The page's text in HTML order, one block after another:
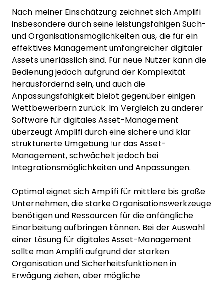
Nach meiner Einschätzung zeichnet sich Amplifi
insbesondere durch seine leistungsfähigen Such-
und Organisationsmöglichkeiten aus, die für ein
effektives Management umfangreicher digitaler
Assets unerlässlich sind. Für neue Nutzer kann die
Bedienung jedoch aufgrund der Komplexität
herausfordernd sein, und auch die
Anpassungsfähigkeit bleibt gegenüber einigen
Wettbewerbern zurück. Im Vergleich zu anderer
Software für digitales Asset-Management
überzeugt Amplifi durch eine sichere und klar
strukturierte Umgebung für das Asset-
Management, schwächelt jedoch bei
Integrationsmöglichkeiten und Anpassungen.
Optimal eignet sich Amplifi für mittlere bis große
Unternehmen, die starke Organisationswerkzeuge
benötigen und Ressourcen für die anfängliche
Einarbeitung aufbringen können. Bei der Auswahl
einer Lösung für digitales Asset-Management
sollte man Amplifi aufgrund der starken
Organisation und Sicherheitsfunktionen in
Erwägung ziehen, aber mögliche